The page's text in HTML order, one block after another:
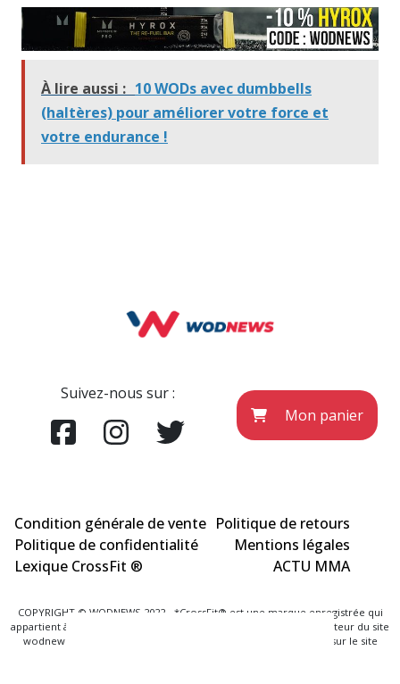
À lire aussi : 10 WODs avec dumbbells
(haltères) pour améliorer votre force et
votre endurance !
Suivez-nous sur :
Mon panier
Condition générale de vente Politique de retours
Politique de confidentialité
Mentions légales
Lexique CrossFit ®
ACTU MMA
COPYRIGHT © WODNEWS 2022 - *CrossFit® est une marque enregistrée qui
appartient à la société CrossFit® Inc. et qui n'a aucun lien avec l'éditeur du site
wodnews.com. Les informations officielles sont exclusivement sur le site